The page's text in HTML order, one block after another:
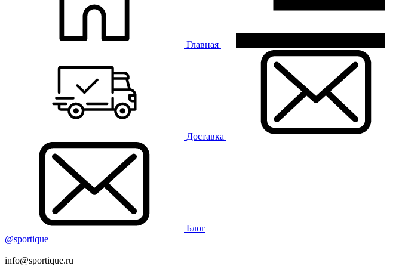
Главная
Доставка
Блог
@sportique
info@sportique.ru